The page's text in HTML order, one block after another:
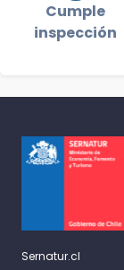
Cumple
inspección
Sernatur.cl